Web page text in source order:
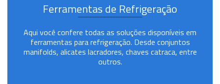
Ferramentas de Refrigeração
Aqui você confere todas as soluções disponíveis em
ferramentas para refrigeração. Desde conjuntos
manifolds, alicates lacradores, chaves catraca, entre
outros.